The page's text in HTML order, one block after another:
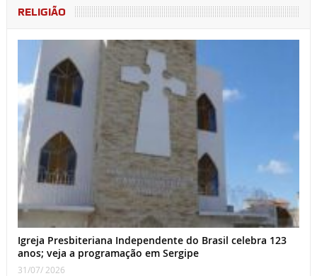
RELIGIÃO
Igreja Presbiteriana Independente do Brasil celebra 123
anos; veja a programação em Sergipe
31/07/ 2026